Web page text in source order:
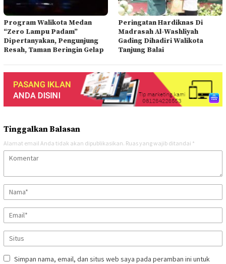
Program Walikota Medan
“Zero Lampu Padam”
Dipertanyakan, Pengunjung
Resah, Taman Beringin Gelap
Peringatan Hardiknas Di
Madrasah Al-Washliyah
Gading Dihadiri Walikota
Tanjung Balai
Tinggalkan Balasan
Alamat email Anda tidak akan dipublikasikan. Ruas yang wajib ditandai *
Simpan nama, email, dan situs web saya pada peramban ini untuk